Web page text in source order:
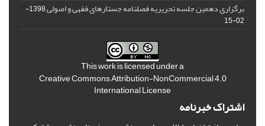
برگزاری دهمین جلسه تحریریه فصلنامه جستارهای فقهی و اصولی
1398-
02-15
This work is licensed under a
Creative Commons Attribution-NonCommercial 4.0
International License
اشتراک خبرنامه